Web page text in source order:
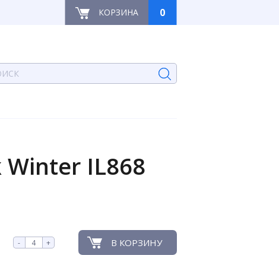
КОРЗИНА 0
IL868
- + В КОРЗИНУ